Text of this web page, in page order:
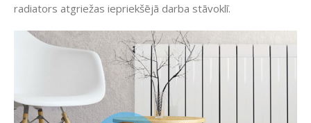
radiators atgriežas iepriekšējā darba stāvoklī.